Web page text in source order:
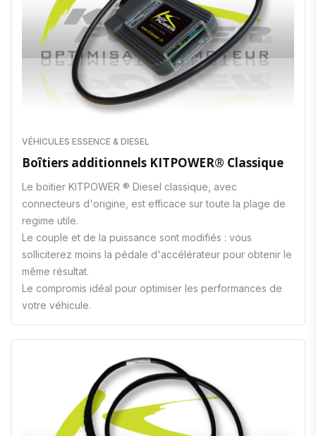
VÉHICULES ESSENCE & DIESEL
Boîtiers additionnels KITPOWER® Classique
Le boitier KITPOWER ® Diesel classique, avec
connecteurs d'origine, est efficace sur toute la plage de
regime utile.
Le couple et de la puissance sont modifiés : vous
solliciterez moins la pédale d'accélérateur pour obtenir le
même résultat.
Le compromis idéal pour optimiser les performances de
votre véhicule.